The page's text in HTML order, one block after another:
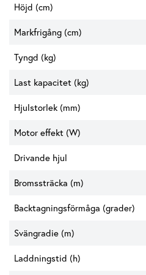
Höjd (cm)
Markfrigång (cm)
Tyngd (kg)
Last kapacitet (kg)
Hjulstorlek (mm)
Motor effekt (W)
Drivande hjul
Bromssträcka (m)
Backtagningsförmåga (grader)
Svängradie (m)
Laddningstid (h)